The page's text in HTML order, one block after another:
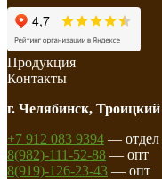
Продукция
Контакты
г. Челябинск,
+7 912 083 9394 — отдел
8(982)-111-52-88 — опт
8(919)-126-23-43 — опт